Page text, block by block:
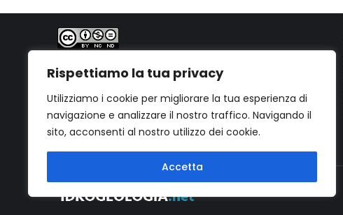
Rispettiamo la tua privacy
Utilizziamo i cookie per migliorare la tua esperienza di
navigazione e analizzare il nostro traffico. Navigando il
sito, acconsenti al nostro utilizzo dei cookie.
Accetta
Commons Attribuzione - Non commerciale - Non